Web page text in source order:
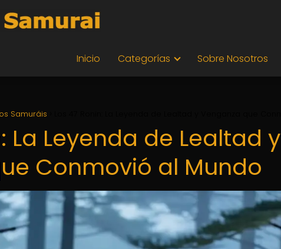
Inicio Categorías Sobre Nosotros
Samuráis
La Leyenda de Lealtad y
Conmovió al Mundo